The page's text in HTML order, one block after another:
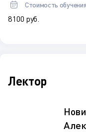
Стоимость обучения
8 100 руб.
Лектор